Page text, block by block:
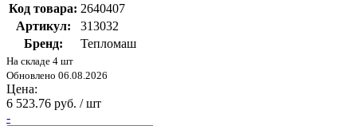
Код товара: 2640407
Артикул:
313032
Бренд:
Тепломаш
На складе 4 шт
Обновлено 06.08.2026
Цена:
6 523.76 руб. / шт
-